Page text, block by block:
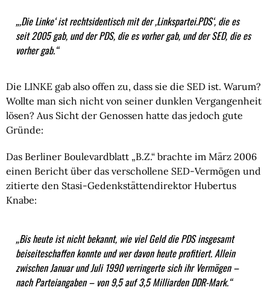
„,Die Linke‘ ist rechtsidentisch mit der ,Linkspartei.PDS‘, die es
seit 2005 gab, und der PDS, die es vorher gab, und der SED, die es
vorher gab.“
Die LINKE gab also offen zu, dass sie die SED ist. Warum?
Wollte man sich nicht von seiner dunklen Vergangenheit
lösen? Aus Sicht der Genossen hatte das jedoch gute
Gründe:
Das Berliner Boulevardblatt „B.Z.“ brachte im März 2006
einen Bericht über das verschollene SED-Vermögen und
zitierte den Stasi-Gedenkstättendirektor Hubertus
Knabe:
„Bis heute ist nicht bekannt, wie viel Geld die PDS insgesamt
beiseiteschaffen konnte und wer davon heute profitiert. Allein
zwischen Januar und Juli 1990 verringerte sich ihr Vermögen –
nach Parteiangaben – von 9,5 auf 3,5 Milliarden DDR-Mark.“